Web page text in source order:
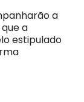
a
a
estipulado